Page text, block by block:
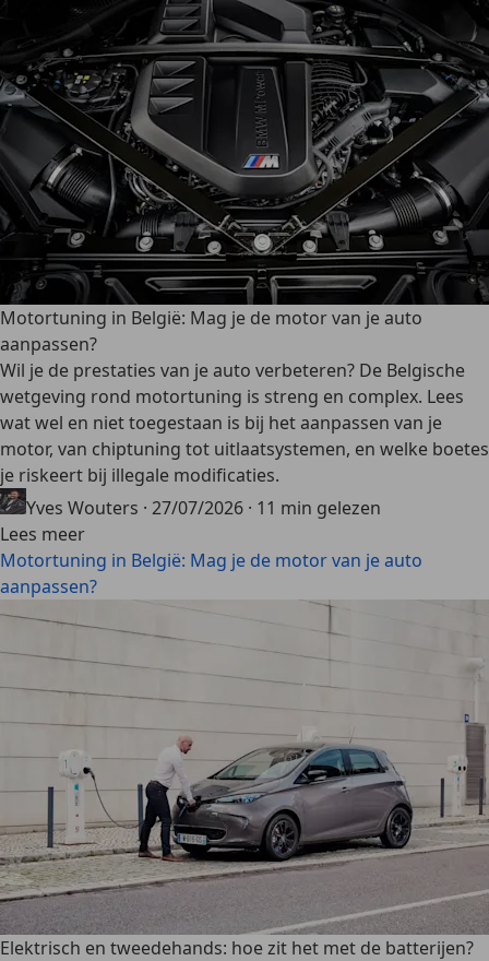
Motortuning in België: Mag je de motor van je auto
aanpassen?
Wil je de prestaties van je auto verbeteren? De Belgische
wetgeving rond motortuning is streng en complex. Lees
wat wel en niet toegestaan is bij het aanpassen van je
motor, van chiptuning tot uitlaatsystemen, en welke boetes
je riskeert bij illegale modificaties.
Yves Wouters · 27/07/2026 · 11 min gelezen
Lees meer
Motortuning in België: Mag je de motor van je auto
aanpassen?
Elektrisch en tweedehands: hoe zit het met de batterijen?